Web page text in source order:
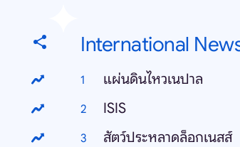
International
แผ่นดินไหวเนปาล
ISIS
สัตว์ประหลาดล็อกเนสส์